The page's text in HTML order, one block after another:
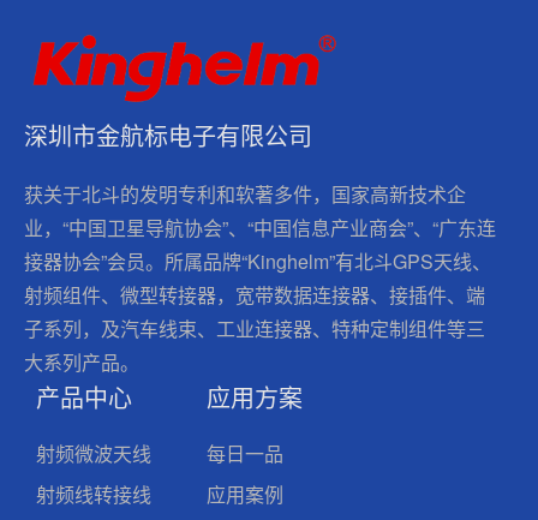
深圳市金航标电子有限公司
获关于北斗的发明专利和软著多件，国家高新技术企
业，“中国卫星导航协会”、“中国信息产业商会”、“广东连
接器协会”会员。所属品牌“Kinghelm”有北斗GPS天线、
射频组件、微型转接器，宽带数据连接器、接插件、端
子系列，及汽车线束、工业连接器、特种定制组件等三
大系列产品。
产品中心
射频微波天线
射频线转接线
应用方案
每日一品
应用案例